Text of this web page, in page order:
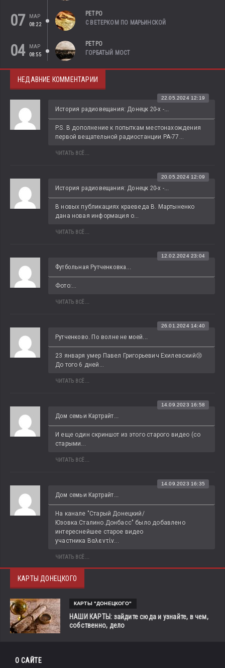
07
МАР
08:22
РЕТРО
С ВЕТЕРКОМ ПО МАРЬИНСКОЙ
04
МАР
08:55
РЕТРО
ГОРБАТЫЙ МОСТ
НЕДАВНИЕ КОММЕНТАРИИ
История радиовещания: Донецк 20-х -...
22.05.2024 12:19
P.S. В дополнение к попыткам местонахождения
первой вещательной радиостанции РА-77...
ЧИТАТЬ ВСЁ...
История радиовещания: Донецк 20-х -...
20.05.2024 12:09
В новых публикациях краеведа В. Мартыненко
дана новая информация о...
ЧИТАТЬ ВСЁ...
Футбольная Рутченковка...
12.02.2024 23:04
Фото:...
ЧИТАТЬ ВСЁ...
Рутченково. По волне не моей...
26.01.2024 14:40
23 января умер Павел Григорьевич Ехилевский😢
До того 6 дней...
ЧИТАТЬ ВСЁ...
Дом семьи Картрайт...
14.09.2023 16:58
И еще один скриншот из этого старого видео (со
старыми...
ЧИТАТЬ ВСЁ...
Дом семьи Картрайт...
14.09.2023 16:35
На канале "Старый Донецкий/
Юзовка.Сталино.Донбасс" было добавлено
интереснейшее старое видео
участника Βαλεντίν...
ЧИТАТЬ ВСЁ...
КАРТЫ ДОНЕЦКОГО
КАРТЫ "ДОНЕЦКОГО"
НАШИ КАРТЫ: зайдите сюда и узнайте, в чем,
собственно, дело
О САЙТЕ